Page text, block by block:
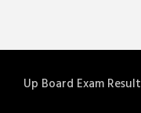
Up Board Exam Result